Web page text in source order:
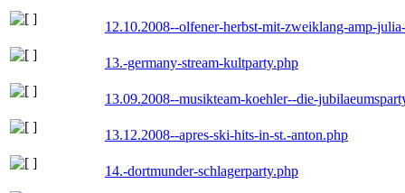
12.10.2008--olfener-herbst-mit-zweiklang-amp-
13.-germany-stream-kultparty.php
13.09.2008--musikteam-koehler--die-
13.12.2008--apres-ski-hits-in-st.-anton.php
14.-dortmunder-schlagerparty.php